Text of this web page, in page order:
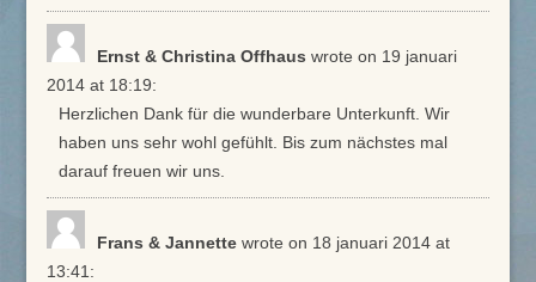
Ernst & Christina Offhaus wrote on 19 januari
2014at 18:19:
Herzlichen Dank für die wunderbare Unterkunft. Wir
haben uns sehr wohl gefühlt. Bis zum nächstes mal
darauf freuen wir uns.
Frans & Jannette wrote on 18 januari 2014at
13:41 :